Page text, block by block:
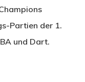
Partien der 1.
und Dart.